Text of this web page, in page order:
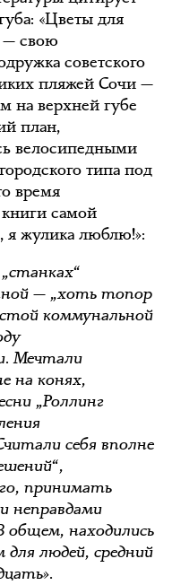
«Цветы для
— свою
советского
пляжей Сочи —
на верхней губе
план,
велосипедными
типа под
время
книги самой
я жулика люблю!»:
— „хоть топор
коммунальной
Мечтали
на конях,
„Роллинг
себя вполне
принимать
неправдами
общем, находились
людей, средний